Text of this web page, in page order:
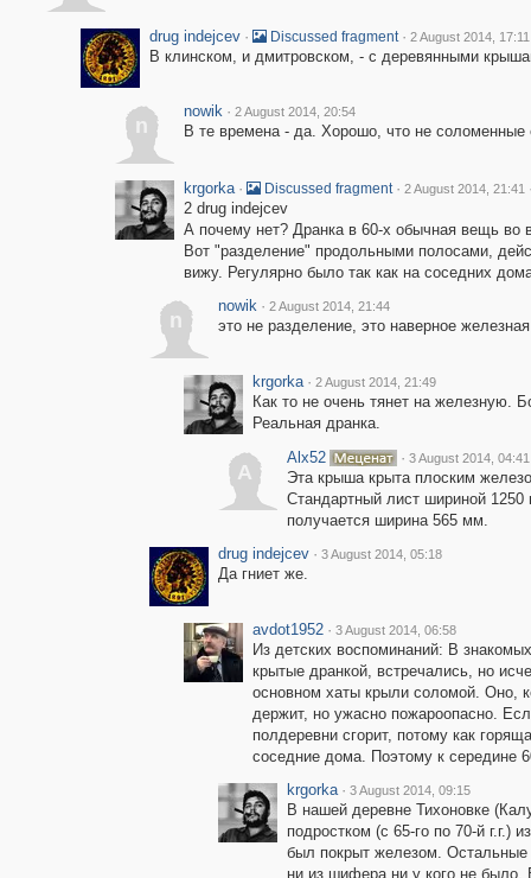
drug indejcev · Discussed fragment · 2 August 2014, 17:11
В клинском, и дмитровском, - с деревянными
n
nowik · 2 August 2014, 20:54
В те времена - да. Хорошо, что не
krgorka · Discussed fragment · 2 August 2014, 21:41
2 drug indejcev
А почему нет? Дранка в 60-х обычная вещь во
Вот "разделение" продольными полосами,
вижу. Регулярно было так как на соседних
n
nowik · 2 August 2014, 21:44
это не разделение, это наверное
krgorka · 2 August 2014, 21:49
Как то не очень тянет на железную.
Реальная дранка.
A
Alx52 · 3 August 2014, 04:41
Эта крыша крыта плоским
Стандартный лист шириной
получается ширина 565 мм.
drug indejcev · 3 August 2014, 05:18
Да гниет же.
avdot1952 · 3 August 2014, 06:58
Из детских воспоминаний: В
крытые дранкой, встречались, но
основном хаты крыли соломой. Оно,
держит, но ужасно пожароопасно.
полдеревни сгорит, потому как
соседние дома. Поэтому к середине
krgorka · 3 August 2014, 09:15
В нашей деревне Тихоновке
подростком (с 65-го по 70-й г.г.)
был покрыт железом.
ни из шифера ни у кого не